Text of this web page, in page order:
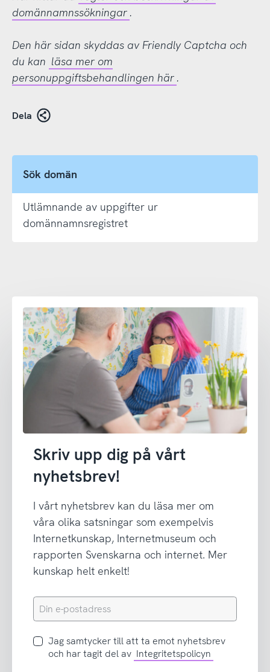
domännamnssökningar .
Den här sidan skyddas av Friendly Captcha och
du kan läsa mer om
personuppgiftsbehandlingen här .
Dela
Sök domän
Utlämnande av uppgifter ur
domännamnsregistret
Skriv upp dig på vårt
nyhetsbrev!
I vårt nyhetsbrev kan du läsa mer om
våra olika satsningar som exempelvis
Internetkunskap, Internetmuseum och
rapporten Svenskarna och internet. Mer
kunskap helt enkelt!
Din
e-
Jag
samtycker
Jag samtycker till att ta emot nyhetsbrev
och har tagit del av Integritetspolicyn